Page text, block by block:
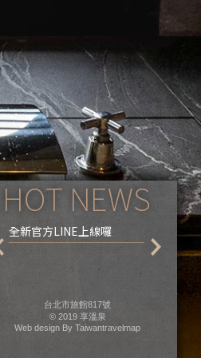
全新官方LINE上線囉
【官網
宿 湯屋
115年7月
台北市旅館817號
© 2019 享溫泉
Web design By Taiwantravelmap